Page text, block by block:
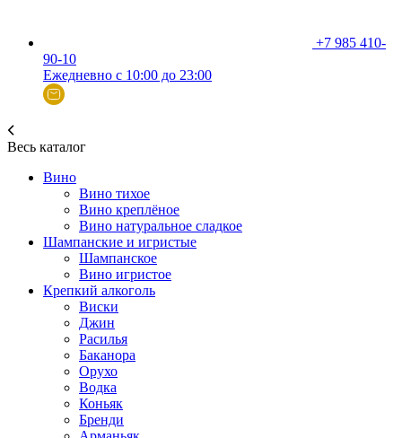
+7 985 410-
90-10
Ежедневно с 10:00 до 23:00
Весь каталог
Вино
Вино тихое
Вино креплёное
Вино натуральное сладкое
Шампанские и игристые
Шампанское
Вино игристое
Крепкий алкоголь
Виски
Джин
Расилья
Баканора
Орухо
Водка
Коньяк
Бренди